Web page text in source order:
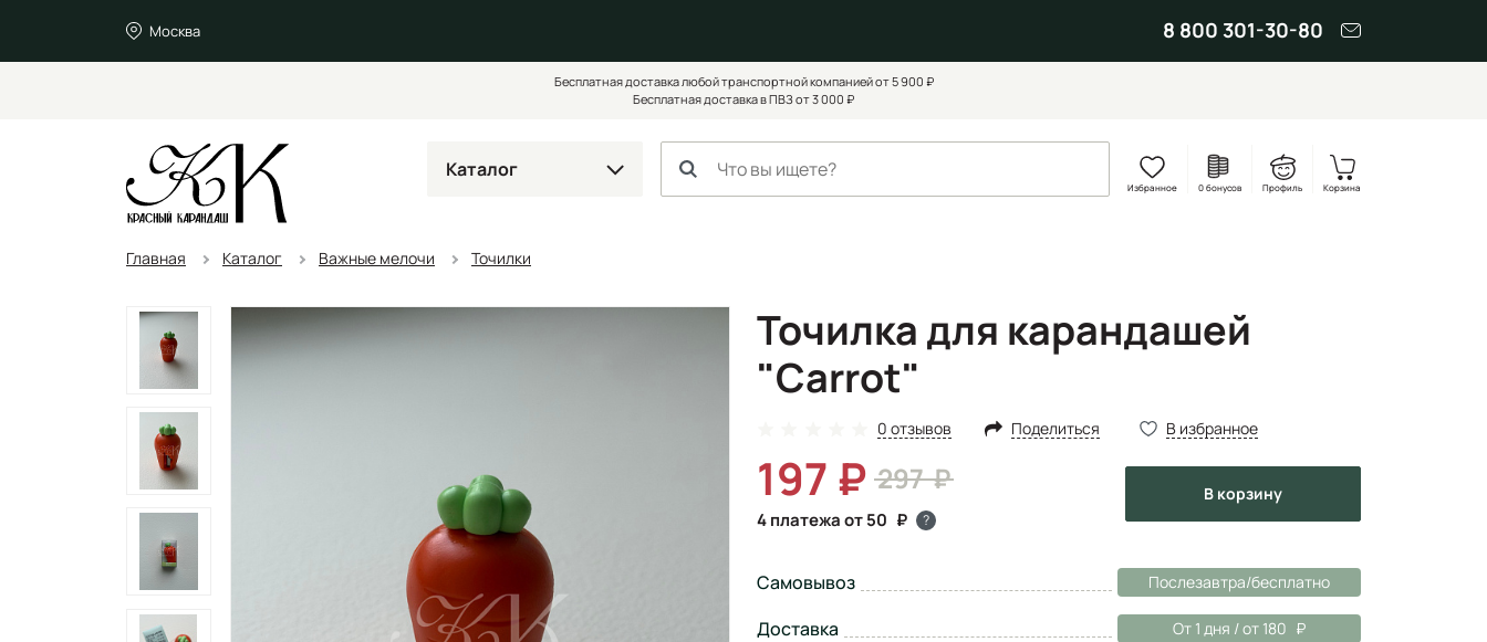
Москва 8 800 301-30-80
Бесплатная доставка любой транспортной компанией от 5 900 ₽
Бесплатная доставка в ПВЗ от 3 000 ₽
Каталог
Избранное 0 бонусов Профиль Корзина
Главная Каталог Важные мелочи Точилки
Точилка для карандашей
"Carrot"
0 отзывов Поделиться В избранное
297
197
4 платежа от 50 ?
в корзину
Самовывоз Послезавтра/бесплатно
Доставка От 1 дня / от 180